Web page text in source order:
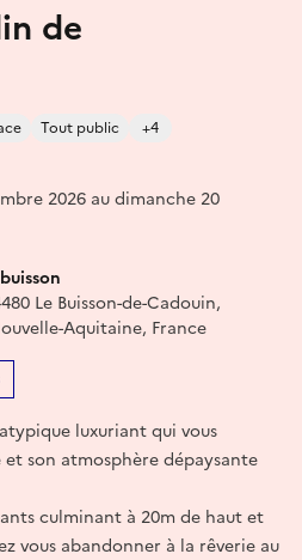
de
Tout public +4
2026 au dimanche 20
Le Buisson-de-Cadouin,
Aquitaine, France
luxuriant qui vous
son atmosphère dépaysante
culminant à 20m de haut et
vous abandonner à la rêverie au